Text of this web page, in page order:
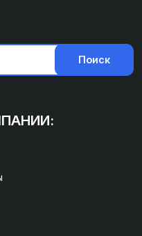
Поиск